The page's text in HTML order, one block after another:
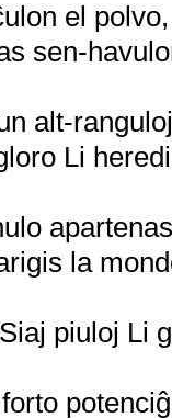
el
sen-
alt-
Li
la
piuloj Li